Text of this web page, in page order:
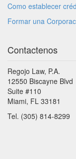
Como establecer
Formar una
Contactenos
Regojo Law, P.A.
12550 Biscayne Blvd
Suite #110
Miami, FL 33181
Tel. (305) 814-8299